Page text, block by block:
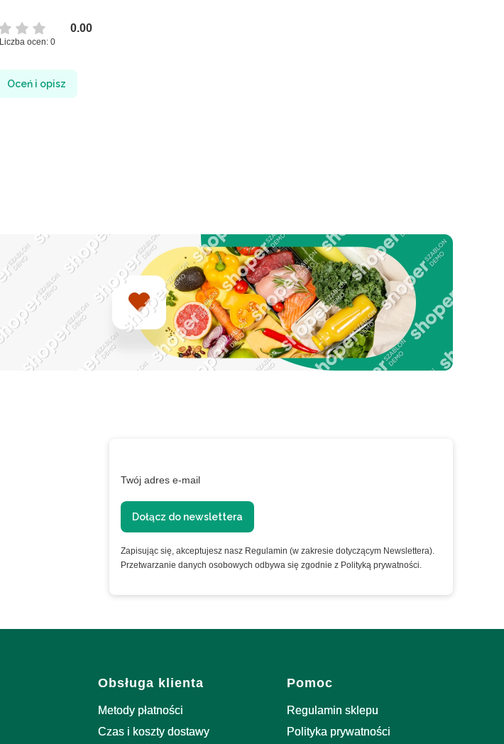
0.00
Liczba ocen: 0
Oceń i opisz
Twój adres e-mail
Dołącz do newslettera
Zapisując się, akceptujesz nasz Regulamin (w zakresie dotyczącym Newslettera).
Przetwarzanie danych osobowych odbywa się zgodnie z Polityką prywatności.
Obsługa klienta
Metody płatności
Czas i koszty dostawy
Pomoc
Regulamin sklepu
Polityka prywatności